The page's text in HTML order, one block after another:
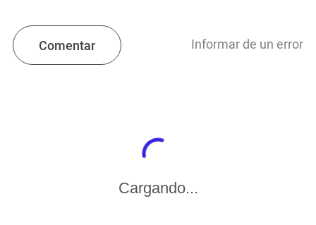
Comentar Informar de un error
Cargando...